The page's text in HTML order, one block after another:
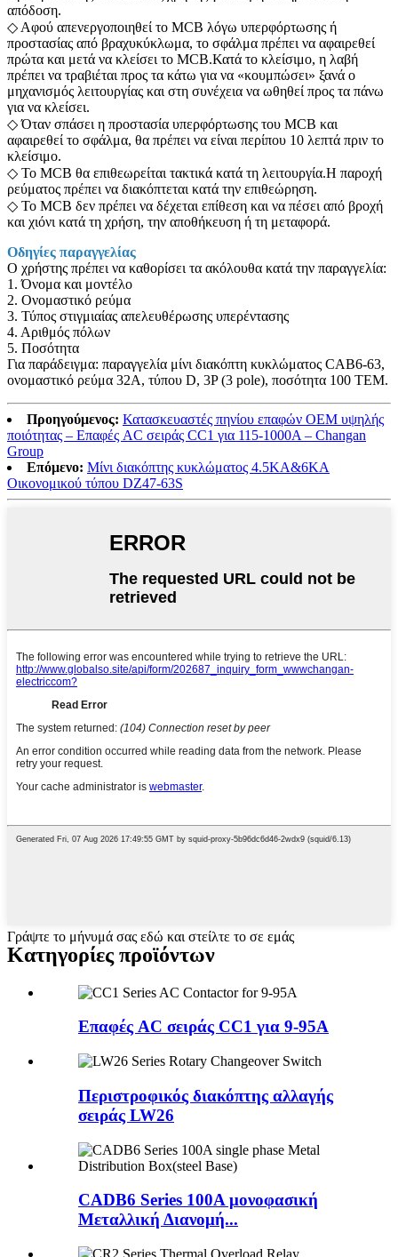
απόδοση.
◇ Αφού απενεργοποιηθεί το MCB λόγω υπερφόρτωσης ή
προστασίας από βραχυκύκλωμα, το σφάλμα πρέπει να αφαιρεθεί
πρώτα και μετά να κλείσει το MCB.Κατά το κλείσιμο, η λαβή
πρέπει να τραβιέται προς τα κάτω για να «κουμπώσει» ξανά ο
μηχανισμός λειτουργίας και στη συνέχεια να ωθηθεί προς τα πάνω
για να κλείσει.
◇ Όταν σπάσει η προστασία υπερφόρτωσης του MCB και
αφαιρεθεί το σφάλμα, θα πρέπει να είναι περίπου 10 λεπτά πριν το
κλείσιμο.
◇ Το MCB θα επιθεωρείται τακτικά κατά τη λειτουργία.Η παροχή
ρεύματος πρέπει να διακόπτεται κατά την επιθεώρηση.
◇ Το MCB δεν πρέπει να δέχεται επίθεση και να πέσει από βροχή
και χιόνι κατά τη χρήση, την αποθήκευση ή τη μεταφορά.
Οδηγίες παραγγελίας
Ο χρήστης πρέπει να καθορίσει τα ακόλουθα κατά την παραγγελία:
1. Όνομα και μοντέλο
2. Ονομαστικό ρεύμα
3. Τύπος στιγμιαίας απελευθέρωσης υπερέντασης
4. Αριθμός πόλων
5. Ποσότητα
Για παράδειγμα: παραγγελία μίνι διακόπτη κυκλώματος CAB6-63,
ονομαστικό ρεύμα 32A, τύπου D, 3P (3 pole), ποσότητα 100 ΤΕΜ.
Προηγούμενος: Κατασκευαστές πηνίου επαφών OEM υψηλής
ποιότητας – Επαφές AC σειράς CC1 για 115-1000A – Changan
Group
Επόμενο: Μίνι διακόπτης κυκλώματος 4.5KA&6KA
Οικονομικού τύπου DZ47-63S
Γράψτε το μήνυμά σας εδώ και στείλτε το σε εμάς
Κατηγορίες προϊόντων
Επαφές AC σειράς CC1 για 9-95A
Περιστροφικός διακόπτης αλλαγής
σειράς LW26
CADB6 Series 100A μονοφασική
Μεταλλική Διανομή...